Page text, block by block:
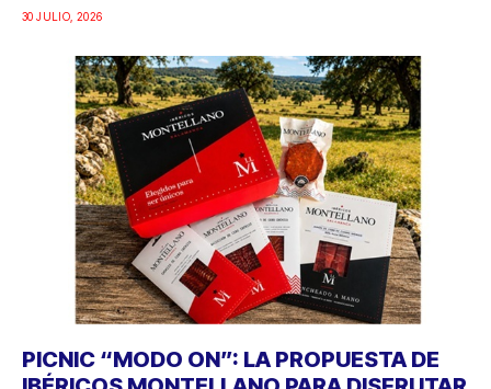
30 JULIO, 2026
PICNIC “MODO ON”: LA PROPUESTA DE